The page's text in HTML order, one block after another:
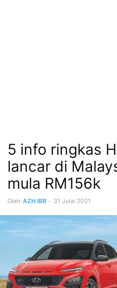
5 info ringkas
lancar di
mula RM156k
Oleh AZH IBR - 31 Julai 2021